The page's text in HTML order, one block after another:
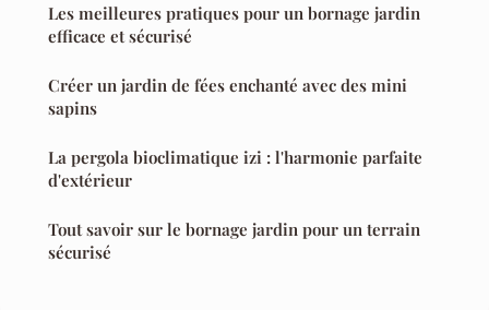
Les meilleures pratiques pour un bornage jardin
efficace et sécurisé
Créer un jardin de fées enchanté avec des mini
sapins
La pergola bioclimatique izi : l'harmonie parfaite
d'extérieur
Tout savoir sur le bornage jardin pour un terrain
sécurisé